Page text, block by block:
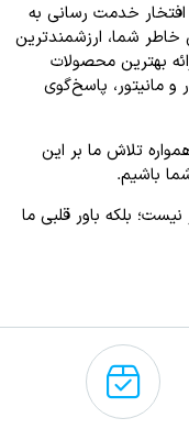
در فروشگاه اینترنتی «کِی لپ»، از سال 1395 افتخار خدمت‌ رسانی به
خاطر شما، ارزشمندترین
بهترین محصولات
مانیتور، پاسخ‌گوی
تلاش ما بر این
باشیم.
بلکه باور قلبی ما